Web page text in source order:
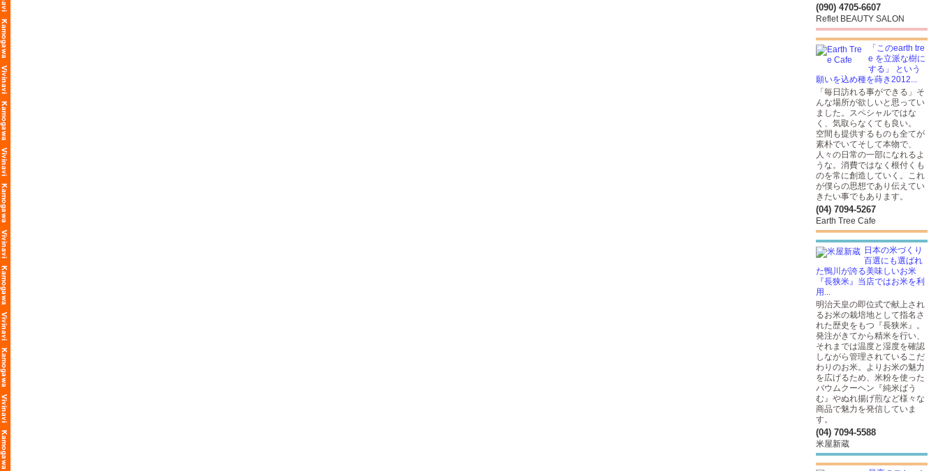
(090) 4705-6607
Reflet BEAUTY SALON
「このearth tre
e を立派な樹に
する」 という
願いを込め種を蒔き2012...
「毎日訪れる事ができる」そ
んな場所が欲しいと思ってい
ました。スペシャルではな
く、気取らなくても良い。
空間も提供するものも全てが
素朴でいてそして本物で、
人々の日常の一部になれるよ
うな。消費ではなく根付くも
のを常に創造していく。これ
が僕らの思想であり伝えてい
きたい事でもあります。
(04) 7094-5267
Earth Tree Cafe
日本の米づくり
百選にも選ばれ
た鴨川が誇る美味しいお米
『長狭米』当店ではお米を利
用...
明治天皇の即位式で献上され
るお米の栽培地として指名さ
れた歴史をもつ『長狭米』。
発注がきてから精米を行い、
それまでは温度と湿度を確認
しながら管理されているこだ
わりのお米。よりお米の魅力
を広げるため、米粉を使った
バウムクーヘン『純米ばう
む』やぬれ揚げ煎など様々な
商品で魅力を発信していま
す。
(04) 7094-5588
米屋新蔵